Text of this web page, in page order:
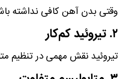
وقتی بدن آهن کافی نداشته
۲. تیروئید کم‌کار
تیروئید نقش مهمی در تنظیم